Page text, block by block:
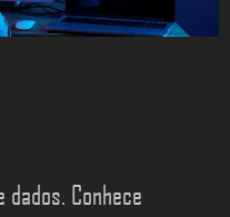
Conhece